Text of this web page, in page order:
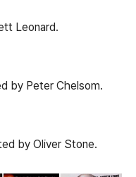
Leonard.
by Peter Chelsom.
by Oliver Stone.